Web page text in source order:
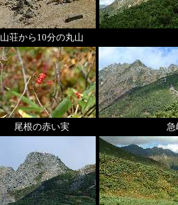
山荘から10分の丸山
尾根の赤い実 急